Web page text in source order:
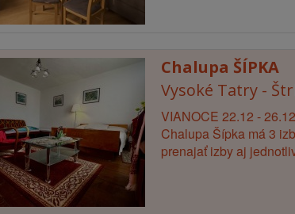
Chalupa ŠÍPKA
Vysoké Tatry -
VIANOCE 22.12 -
Chalupa Šípka má 3
prenajať izby aj